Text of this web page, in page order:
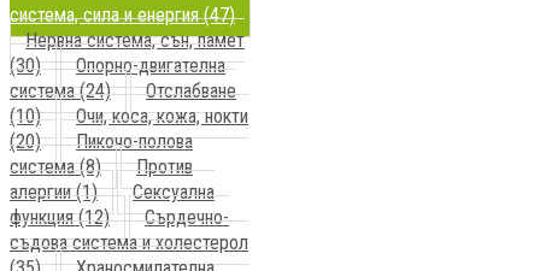
система, сила и енергия (47)
Нервна система, сън, памет
(30)
Опорно-двигателна
система (24)
Отслабване
(10)
Очи, коса, кожа, нокти
(20)
Пикочо-полова
система (8)
Против
алергии (1)
Сексуална
функция (12)
Сърдечно-
съдова система и холестерол